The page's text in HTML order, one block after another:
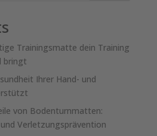
Trainingsmatte dein Training
bringt
Ihrer Hand- und
von Bodenturnmatten:
Verletzungsprävention